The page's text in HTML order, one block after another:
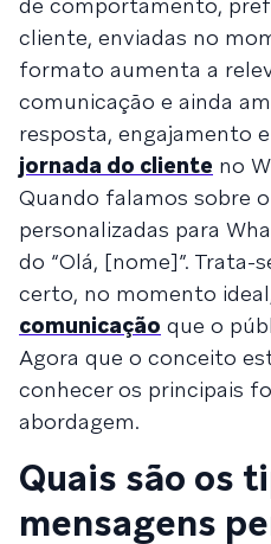
cliente, enviadas no
formato aumenta a
comunicação e ainda
resposta, engajamento
jornada do cliente no
Quando falamos sobre
personalizadas para
do “Olá, [nome]”.
certo, no momento
comunicação que o
Agora que o conceito
conhecer os principais
abordagem.
Quais são os
mensagens